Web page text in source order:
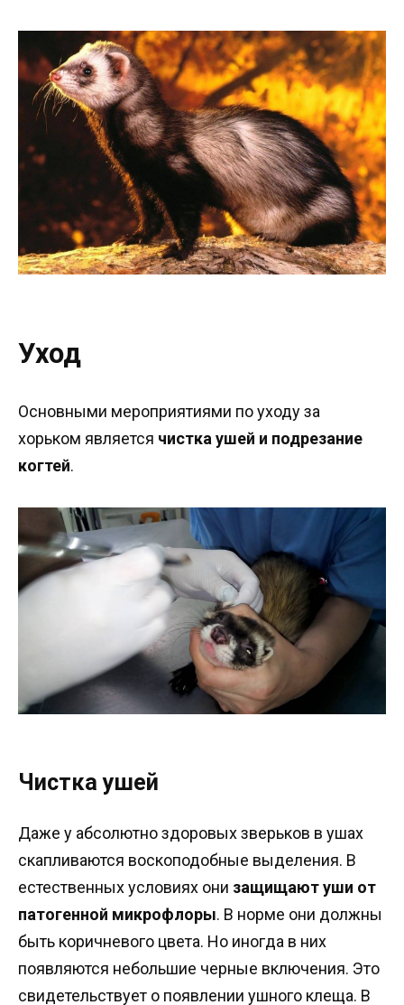
Уход
Основными мероприятиями по уходу за
хорьком является чистка ушей и подрезание
когтей.
Чистка ушей
Даже у абсолютно здоровых зверьков в ушах
скапливаются воскоподобные выделения. В
естественных условиях они защищают уши от
патогенной микрофлоры. В норме они должны
быть коричневого цвета. Но иногда в них
появляются небольшие черные включения. Это
свидетельствует о появлении ушного клеща. В